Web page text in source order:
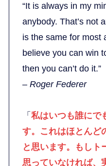
“It is always in my
anybody. That’s not
is the same for most
believe you can win
then you can’t do it.”
–Roger Federer
「 私はいつも誰にで
す。これはほとんど
と思います。もしト
思っていなければ、